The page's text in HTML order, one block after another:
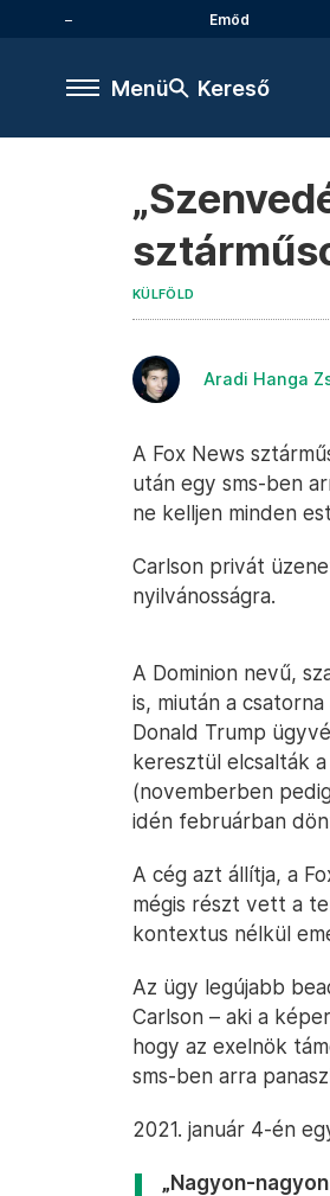
Emőd
Menü Kereső
KÜLFÖLD
Aradi Hanga
A Fox News
után egy sms-ben
ne kelljen minden
Carlson privát
nyilvánosságra.
A Dominion nevű,
is, miután a
Donald Trump
keresztül elcsalták
(novemberben
idén februárban
A cég azt állítja, a
mégis részt vett a
kontextus nélkül
Az ügy legújabb
Carlson – aki a
hogy az exelnök
sms-ben arra
2021. január 4-én
„Nagyon-